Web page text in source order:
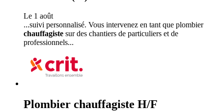
Le 1 août
...suivi personnalisé. Vous intervenez en tant que plombier
chauffagiste sur des chantiers de particuliers et de
professionnels...
Plombier chauffagiste H/F